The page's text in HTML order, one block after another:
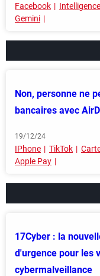
Facebook
Gemini
Non, personne ne
bancaires avec
19/12/24
IPhone TikTok
Apple Pay
17Cyber : la
d'urgence pour les
cybermalveillance